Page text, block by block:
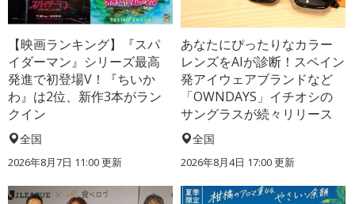
【映画ランキング】『スパ
イダーマン』シリーズ最高
発進で初登場V！『ちいか
わ』は2位、新作3本がラン
クイン
全国
2026年8月7日 11:00更新
あなたにぴったりなカラー
レンズをAIが診断！スペイン
発アイウェアブランドなど
「OWNDAYS」イチオシの
サングラスが続々リリース
全国
2026年8月4日 17:00更新